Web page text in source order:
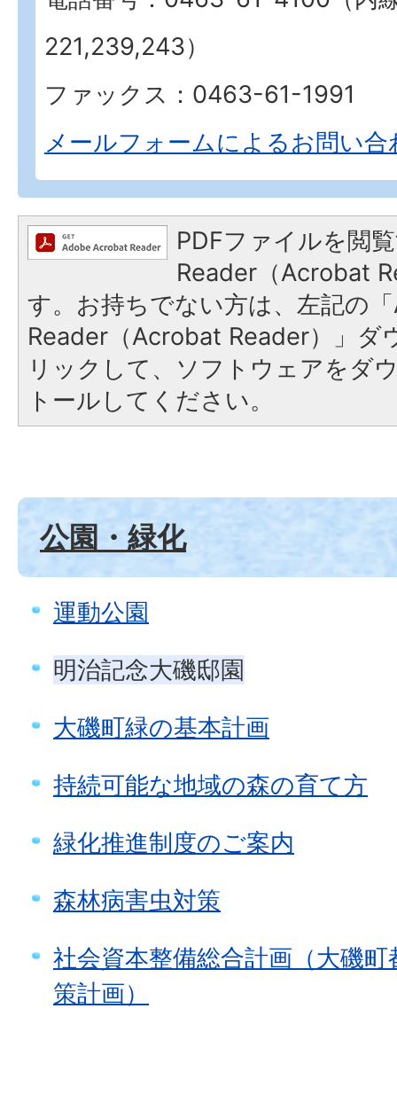
221,239,243）
ファックス：0463-61-1991
メールフォームによるお問い合
PDFファイルを閲
Reader（Acrobat
す。お持ちでない方は、左記の
Reader（Acrobat Reader）」ダ
リックして、ソフトウェアをダ
トールしてください。
公園・緑化
運動公園
明治記念大磯邸園
大磯町緑の基本計画
持続可能な地域の森の育て方
緑化推進制度のご案内
森林病害虫対策
社会資本整備総合計画（大磯
策計画）